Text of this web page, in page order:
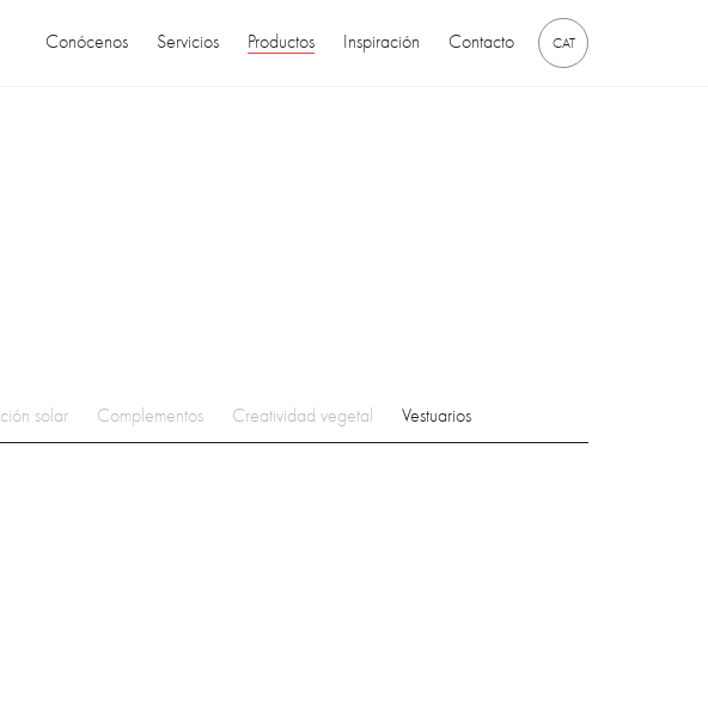
Conócenos Servicios Productos Inspiración Contacto CAT
solar Complementos Creatividad vegetal Vestuarios